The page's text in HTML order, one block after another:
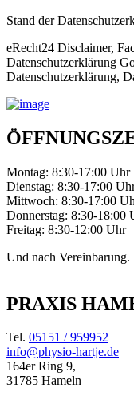
Stand der
eRecht24 Disclaimer,
Datenschutzerklärung
Datenschutzerklärung,
Montag: 8:30-17:00 Uhr
Dienstag: 8:30-17:00
Mittwoch: 8:30-17:00
Donnerstag: 8:30-18:00
Freitag: 8:30-12:00 Uhr
Und nach Vereinbarung.
PRAXIS
Tel. 05151 / 959952
info@physio-hartje.de
164er Ring 9,
31785 Hameln